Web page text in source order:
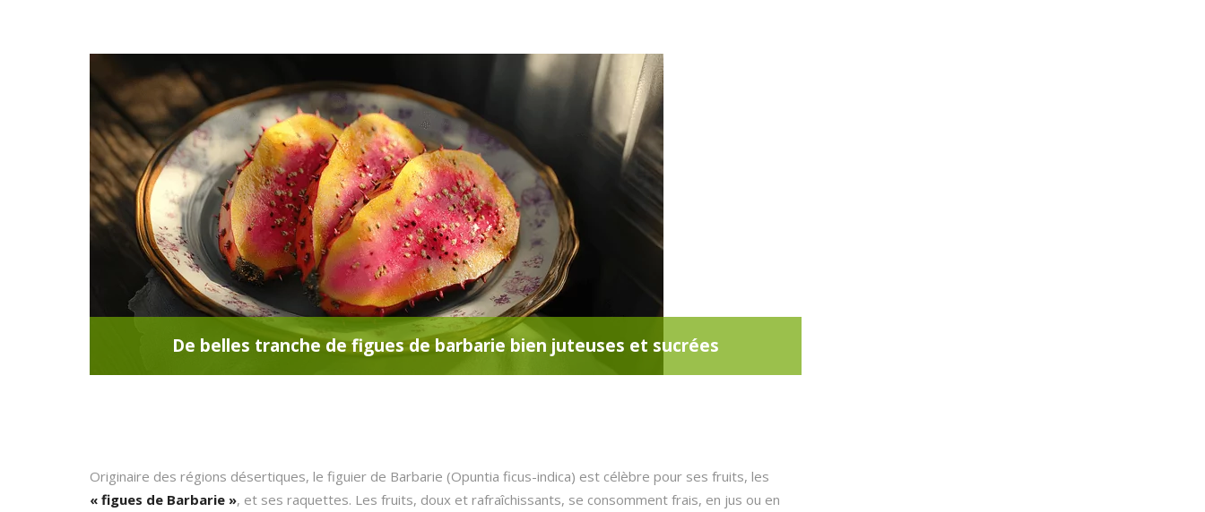
De belles tranche de figues de barbarie bien juteuses et sucrées
Originaire des régions désertiques, le figuier de Barbarie (Opuntia ficus-indica) est célèbre pour ses fruits, les
« figues de Barbarie », et ses raquettes. Les fruits, doux et rafraîchissants, se consomment frais, en jus ou en